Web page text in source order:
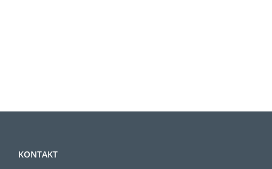
KONTAKT